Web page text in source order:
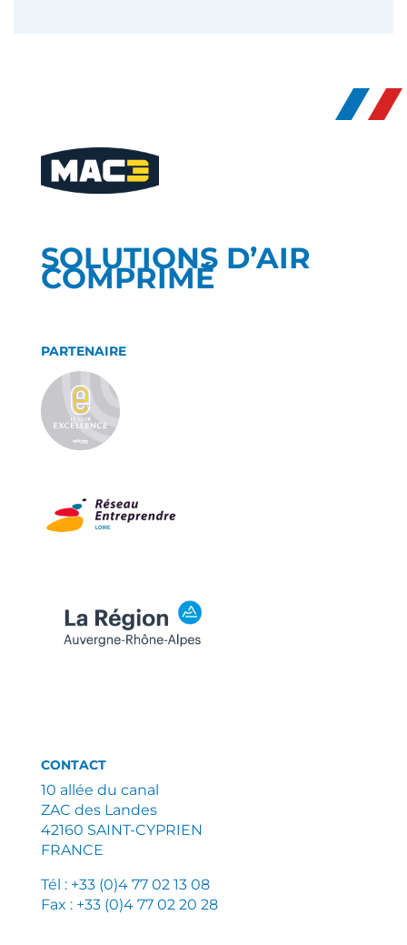
SOLUTIONS D’AIR
COMPRIMÉ
PARTENAIRE
CONTACT
10 allée du canal
ZAC des Landes
42160 SAINT-CYPRIEN
FRANCE
Tél : +33 (0)4 77 02 13 08
Fax : +33 (0)4 77 02 20 28